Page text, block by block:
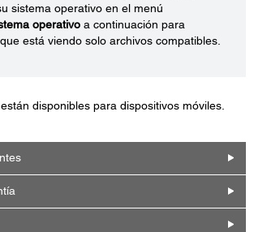
sistema operativo en el menú
operativo a continuación para
está viendo solo archivos compatibles.
disponibles para dispositivos móviles.